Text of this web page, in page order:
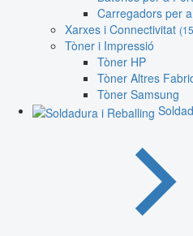
Carregadors per
Xarxes i Connectivitat
Tòner i Impressió
Tòner HP
Tòner Altres
Tòner Samsung